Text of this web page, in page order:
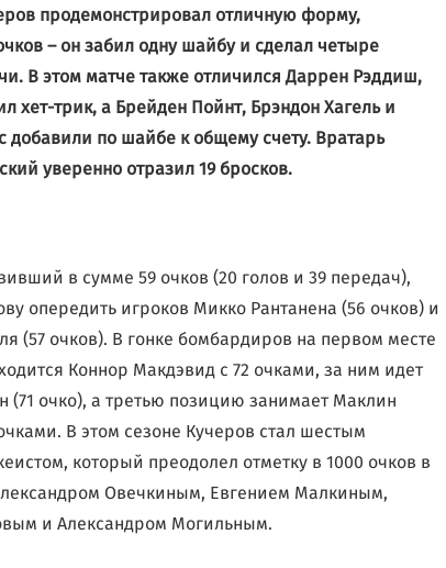
продемонстрировал отличную форму,
– он забил одну шайбу и сделал четыре
В этом матче также отличился Даррен Рэддиш,
хет-трик, а Брейден Пойнт, Брэндон Хагель и
по шайбе к общему счету. Вратарь
уверенно отразил 19 бросков.
в сумме 59 очков (20 голов и 39 передач),
опередить игроков Микко Рантанена (56 очков) и
(57 очков). В гонке бомбардиров на первом месте
Коннор Макдэвид с 72 очками, за ним идет
(71 очко), а третью позицию занимает Маклин
В этом сезоне Кучеров стал шестым
который преодолел отметку в 1000 очков в
Овечкиным, Евгением Малкиным,
и Александром Могильным.